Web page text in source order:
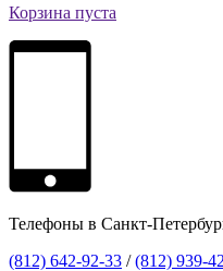
Корзина пуста
Телефоны в Санкт-
(812) 642-92-33 /(812) 939-